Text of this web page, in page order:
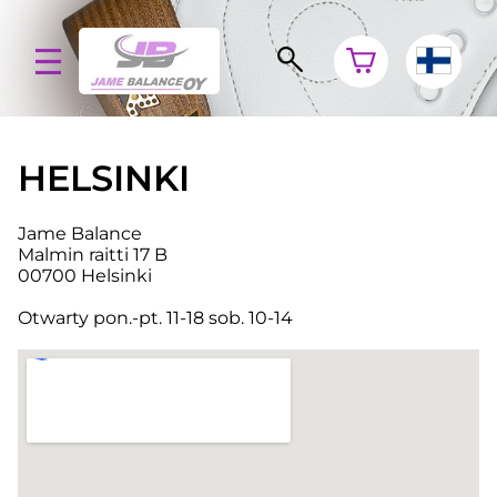
HELSINKI
Jame Balance
Malmin raitti 17 B
00700 Helsinki
Otwarty pon.-pt. 11-18 sob. 10-14